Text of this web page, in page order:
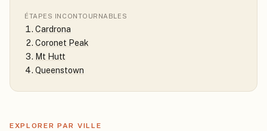
ÉTAPES INCONTOURNABLES
Cardrona
Coronet Peak
Mt Hutt
Queenstown
EXPLORER PAR VILLE